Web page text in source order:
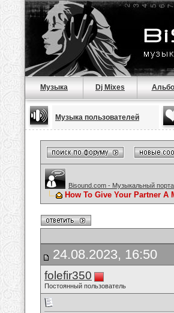
Музыка Dj Mixes
Музыка пользователей
Bisound.com - Музыкальный
How To Give Your Partner A
24.08.2023, 16:50
folefir350
Постоянный пользователь